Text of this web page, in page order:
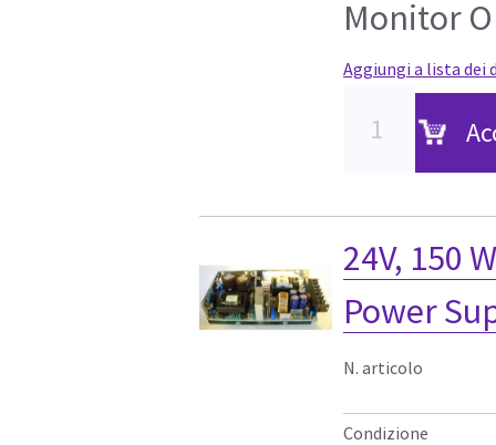
Monitor
Aggiungi a lista dei
24V, 150
Power
N. articolo
Condizione